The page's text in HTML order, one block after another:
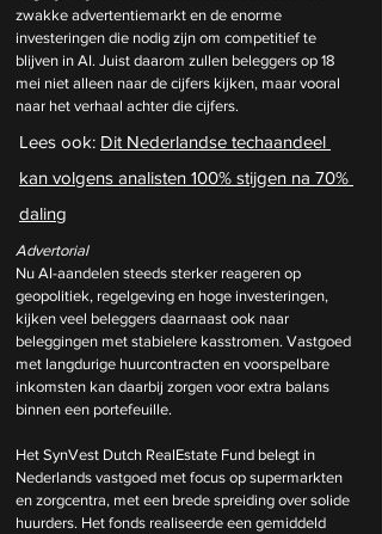
zwakke advertentiemarkt en de enorme
investeringen die nodig zijn om competitief te
blijven in AI. Juist daarom zullen beleggers op 18
mei niet alleen naar de cijfers kijken, maar vooral
naar het verhaal achter die cijfers.
Lees ook: Dit Nederlandse techaandeel
kan volgens analisten 100% stijgen na 70%
daling
Advertorial
Nu AI-aandelen steeds sterker reageren op
geopolitiek, regelgeving en hoge investeringen,
kijken veel beleggers daarnaast ook naar
beleggingen met stabielere kasstromen. Vastgoed
met langdurige huurcontracten en voorspelbare
inkomsten kan daarbij zorgen voor extra balans
binnen een portefeuille.
Het SynVest Dutch RealEstate Fund belegt in
Nederlands vastgoed met focus op supermarkten
en zorgcentra, met een brede spreiding over solide
huurders. Het fonds realiseerde een gemiddeld